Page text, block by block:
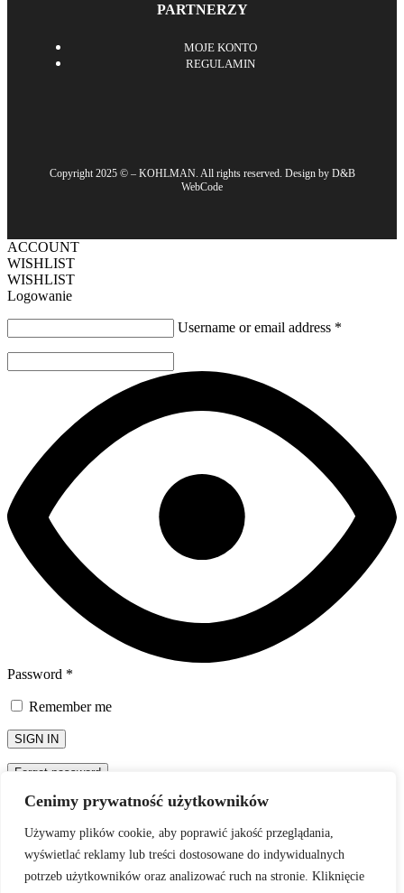
Cenimy prywatność użytkowników
Używamy plików cookie, aby poprawić jakość przeglądania,
wyświetlać reklamy lub treści dostosowane do indywidualnych
potrzeb użytkowników oraz analizować ruch na stronie. Kliknięcie
PARTNERZY
MOJE KONTO
REGULAMIN
Copyright 2025 © – KOHLMAN. All rights reserved. Design by D&B
WebCode
ACCOUNT
WISHLIST
WISHLIST
Logowanie
Username or email address *
Password *
Remember me
SIGN IN
Forgot password
mail. Wyślemy w wiadomości email, odnośnik potrzebny do
utworzenia nowego hasła.
Nazwa użytkownika lub adres e-mail